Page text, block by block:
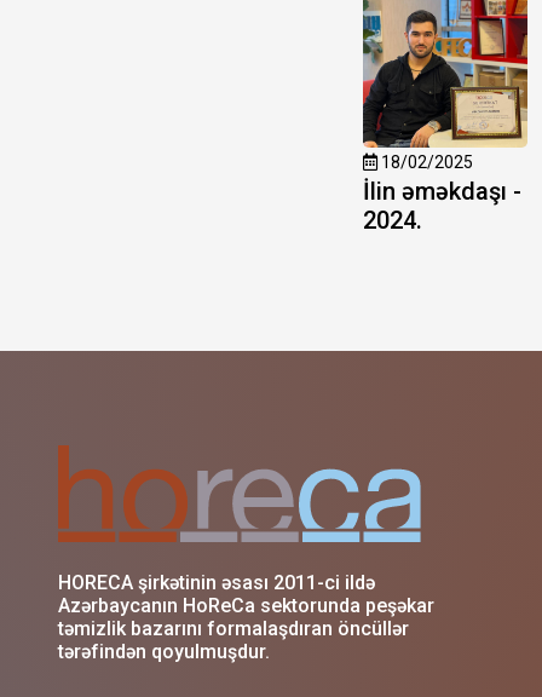
18/02/2025
İlin əməkdaşı -
2024.
HORECA şirkətinin əsası 2011-ci ildə
Azərbaycanın HoReCa sektorunda peşəkar
təmizlik bazarını formalaşdıran öncüllər
tərəfindən qoyulmuşdur.